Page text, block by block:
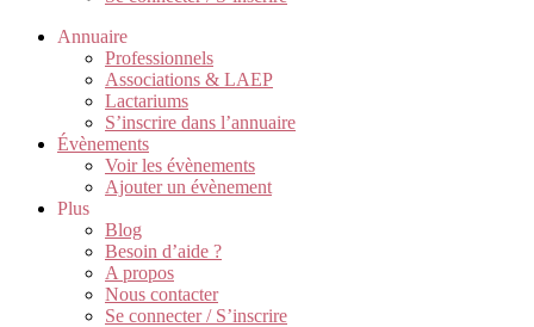
Annuaire
Professionnels
Associations & LAEP
Lactariums
S’inscrire dans l’annuaire
Évènements
Voir les évènements
Ajouter un évènement
Plus
Blog
Besoin d’aide ?
A propos
Nous contacter
Se connecter / S’inscrire